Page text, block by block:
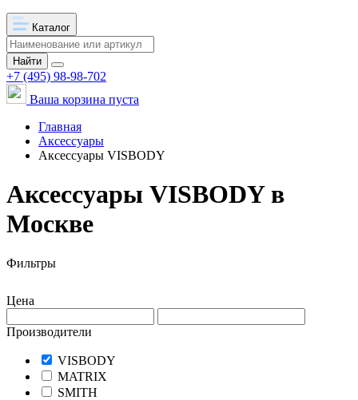
Каталог
Найти
+7 (495) 98-98-702
Ваша корзина пуста
Главная
Аксессуары
Аксессуары VISBODY
Аксессуары VISBODY в
Москве
Фильтры
Цена
Производители
VISBODY
MATRIX
SMITH